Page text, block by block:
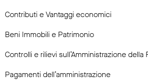
Contributi e Vantaggi economici
Beni Immobili e Patrimonio
Controlli e rilievi sull’Amministrazione della
Pagamenti dell’amministrazione